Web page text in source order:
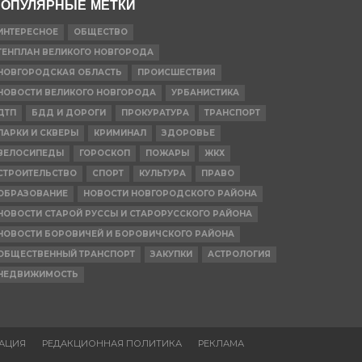
МЕТКИ
ОБЩЕСТВО
ВЕЛИКОГО НОВГОРОДА
ОБЛАСТЬ
ПРОИСШЕСТВИЯ
ВЕЛИКОГО НОВГОРОДА
УРБАНИСТИКА
БДД И ДОРОГИ ПРОКУРАТУРА
ТРАНСПОРТ
И СКВЕРЫ
КРИМИНАЛ
ЗДОРОВЬЕ
ГОРОСКОП ПОЖАРЫ
ЖКХ
СПОРТ КУЛЬТУРА
ПРАВО
НОВОСТИ НОВГОРОДСКОГО РАЙОНА
СТАРОЙ РУССЫ И СТАРОРУССКОГО РАЙОНА
БОРОВИЧЕЙ И БОРОВИЧСКОГО РАЙОНА
ТРАНСПОРТ
ЗАКУПКИ
АСТРОЛОГИЯ
РЕДАКЦИОННАЯ ПОЛИТИКА РЕКЛАМА